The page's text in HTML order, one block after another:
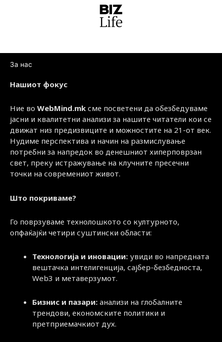
За нас
Нашиот фокус
Ние во WebMind.mk сме посветени да обезбедуваме
јасни и квалитетни анализи за нашите читатели кои се
движат низ предизвиците и можностите на 21-от век.
Нудиме перспектива и начин на размислување
потребни за напредок во денешниот хиперповрзан
свет, преку истражување на клучните пресечни
точки на современиот живот.
Што покриваме?
Го поврзуваме технолошкото со културното,
опфаќајќи четири суштински области:
Технологија и иновации: увиди во напредната
вештачка интелигенција, сајбер-безбедноста,
Web3 и метаверзумот.
Бизнис и пазари: анализи на глобалните
трендови, економските политики и
претприемачкиот дух.